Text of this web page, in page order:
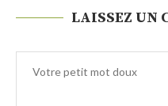
LAISSEZ UN